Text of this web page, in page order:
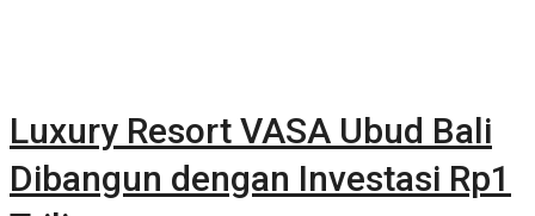
Luxury Resort VASA Ubud Bali
Dibangun dengan Investasi Rp1